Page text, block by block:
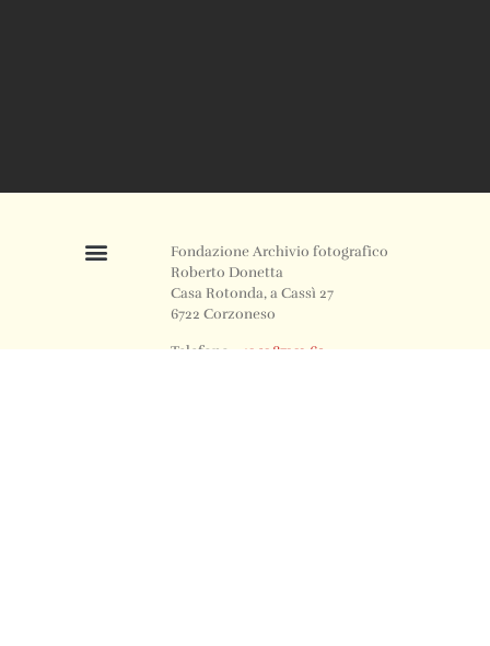
Fondazione Archivio fotografico
Roberto Donetta
Casa Rotonda, a Cassì 27
6722 Corzoneso
Telefono
+41 91 871 12 63